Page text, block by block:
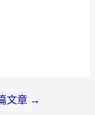
文章 →